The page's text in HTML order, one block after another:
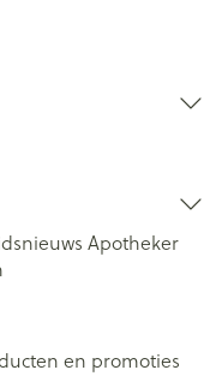
Apotheker
en promoties